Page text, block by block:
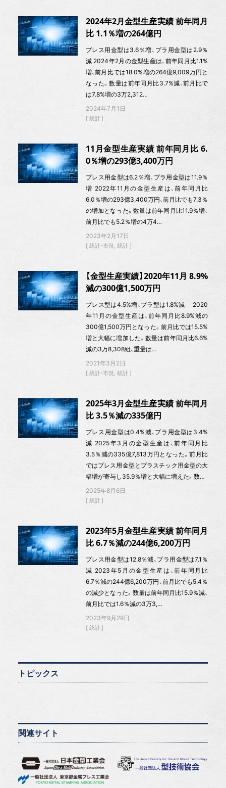
2024年2月金型生産実績 前年同月
比 1.1％増の264億円
プレス用金型は3.6％増、プラ用金型は2.9％
減 2024年2月の金型生産は、前年同月比1.1%
増、前月比では18.0%増の264億9,009万円と
なった。数量は前年同月比3.7%減、前月比で
は7.8%増の3万2,312…
2024年7月1日
統計
11月金型生産実績 前年同月比 6.
0％増の293億3,400万円
プレス用金型は6.2％増、プラ用金型は11.9％
増 2022年11月の金型生産は、前年同月比
6.0％増の293億3,400万円、前月比でも7.3％
の増加となった。数量は前年同月比11.9％増、
前月比でも5.2％増の4万4…
2023年2月17日
統計・市況 統計
【金型生産実績】2020年11月 8.9%
減の300億1,500万円
プレス型は4.5%増、プラ型は1.8%減 2020
年11月の金型生産は、前年同月比8.9%減の
300億1,500万円となった。前月比では15.5%
増と大幅に増加した。数量は前年同月比6.6%
減の3万8,308組、重量は…
2021年3月2日
統計・市況 統計
2025年3月金型生産実績 前年同月
比 3.5％減の335億円
プレス用金型は0.4%減、プラ用金型は3.4%
減 2025年3月の金型生産は、前年同月比
3.5％減の335億7,813万円となった。前月比
ではプレス用金型とプラスチック用金型の大
幅増が寄与し35.9％増と大幅に増えた。数…
2025年8月6日
統計
2023年5月金型生産実績 前年同月
比 6.7％減の244億6,200万円
プレス用金型は12.8％減、プラ用金型は7.1％
減 2023年5月の金型生産は、前年同月比
6.7％減の244億6,200万円、前月比でも5.4％
の減少となった。数量は前年同月比15.9％減、
前月比では1.6％減の3万3,…
2023年9月29日
統計
トピックス
関連サイト